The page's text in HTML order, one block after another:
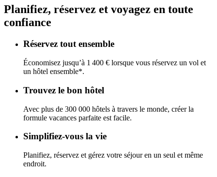
Planifiez, réservez et voyagez en toute
confiance
Réservez tout ensemble
Économisez jusqu’à 1 400 € lorsque vous réservez un vol et
un hôtel ensemble*.
Trouvez le bon hôtel
Avec plus de 300 000 hôtels à travers le monde, créer la
formule vacances parfaite est facile.
Simplifiez-vous la vie
Planifiez, réservez et gérez votre séjour en un seul et même
endroit.